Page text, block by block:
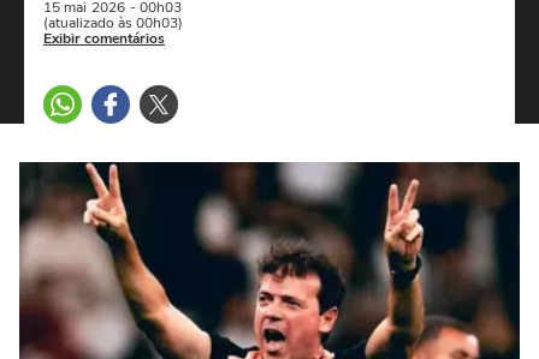
15 mai 2026 - 00h03
(atualizado às 00h03)
Exibir comentários